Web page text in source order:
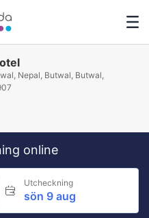
Nepal, Butwal, Butwal,
online
Utcheckning
sön 9 aug